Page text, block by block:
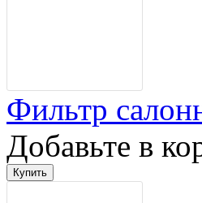
Фильтр
Добавьте в